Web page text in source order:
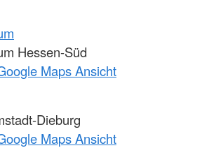
Hessen-Süd
Maps Ansicht
Dieburg
Maps Ansicht